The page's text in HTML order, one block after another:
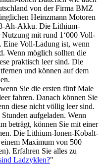
von der Firma BMZ
Heinzmann Motoren
Ah-Akku. Die Lithium-
mit rund 1‘000 Voll-
Eine Voll-Ladung ist, wenn
Wenn möglich sollten die
praktisch leer sind. Die
und können auf dem
Sie die ersten fünf Male
fahren. Danach können Sie
diese nicht völlig leer sind.
aufgeladen. Wenn
beträgt, können Sie mit einer
Die Lithium-Ionen-Kobalt-
Maximum von 500
Erfahren Sie alles zu
Ladzyklen?"